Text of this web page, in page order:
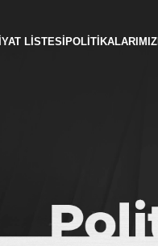
LISTESI POLITIKALARIMIZ